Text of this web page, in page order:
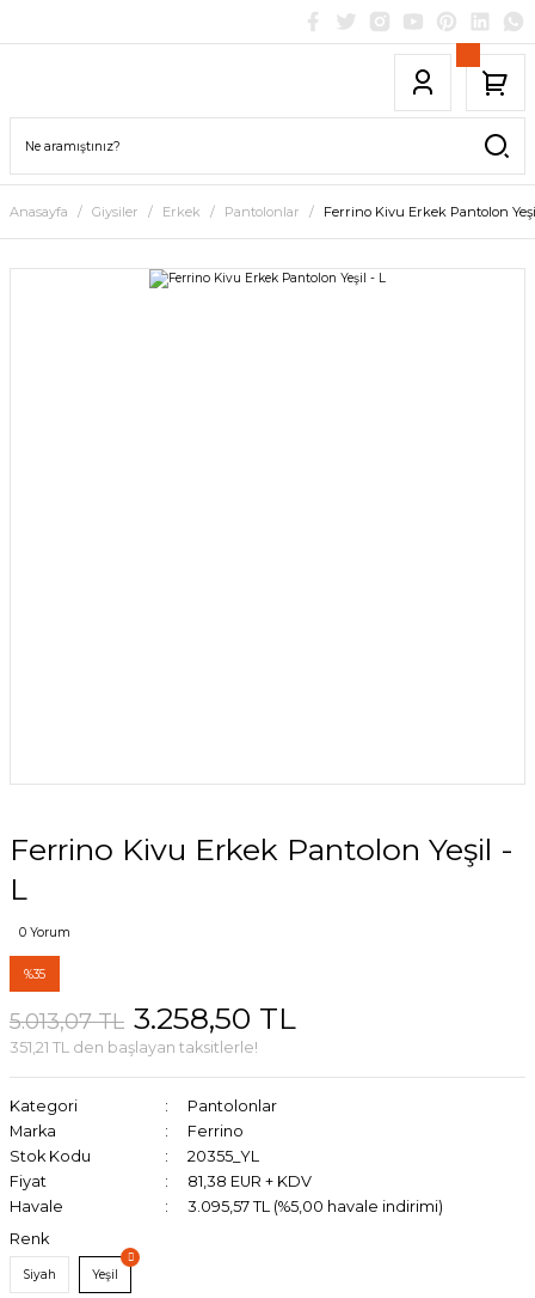
Anasayfa Giysiler Erkek Pantolonlar Ferrino Kivu Erkek Pantolon
Ferrino Kivu Erkek Pantolon Yeşil -
L
0 Yorum
%35
5.013,07 TL 3.258,50 TL
351,21 TL den başlayan taksitlerle!
Kategori
Pantolonlar
Marka
Ferrino
Stok Kodu
20355_YL
Fiyat
81,38 EUR + KDV
Havale
3.095,57 TL (%5,00 havale indirimi)
Renk
Siyah Yeşil